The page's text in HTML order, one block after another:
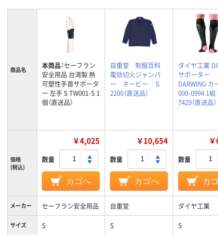
商品名 本商品：セーフラン
安全用品 台湾製 熱
可塑性手首サポータ
ー 左手 S TW001-S 1
個（直送品）
自重堂 制服百科
電効切火ジャンパ
ー ネービー Ｓ
2200（直送品）
ダイヤ工業
サポーター
DARWING カ
000-0994 1組
7429（直送品）
価格
(税込)
￥4,025
数量
カゴへ
￥10,654
数量
カゴへ
数量
カ
メーカー セーフラン安全用品 自重堂 ダイヤ工業
サイズ S S S